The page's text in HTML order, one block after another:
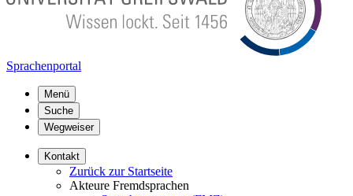
Sprachenportal
Menü
Suche
Wegweiser
Kontakt
Zurück zur Startseite
Akteure Fremdsprachen